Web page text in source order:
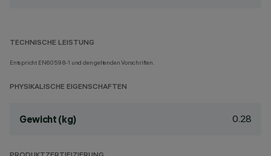
TECHNISCHE LEISTUNG
Entspricht EN60598-1 und den geltenden Vorschriften.
PHYSIKALISCHE EIGENSCHAFTEN
Gewicht (kg) 0.28